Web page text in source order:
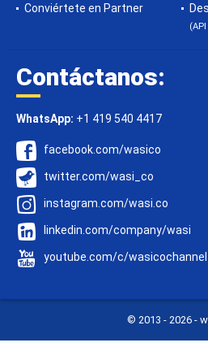
Conviértete en Partner
Contáctanos:
WhatsApp: +1 419 540 4417
facebook.com/wasico
twitter.com/wasi_co
instagram.com/wasi.co
linkedin.com/company/wasi
youtube.com/c/wasicochannel
© 2013 - 2026 -